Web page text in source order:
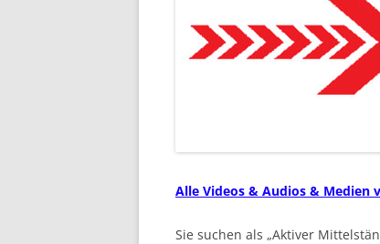
Alle Videos & Audios & Medien
Sie suchen als „Aktiver